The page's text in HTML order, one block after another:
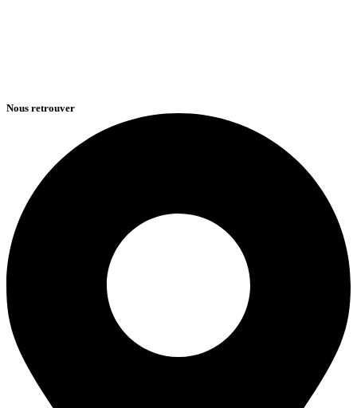
Nous retrouver